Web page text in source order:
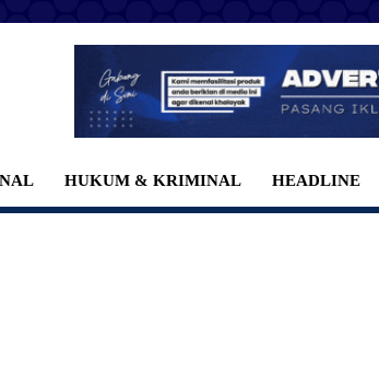
HUKUM & KRIMINAL HEADLINE